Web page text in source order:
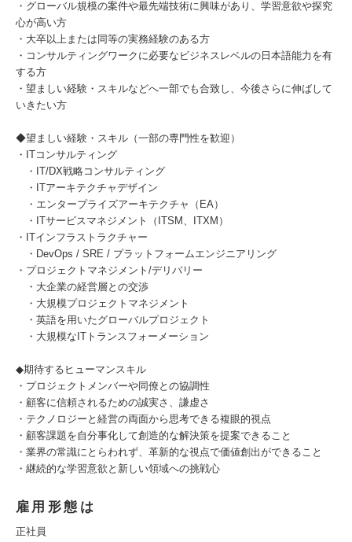
・グローバル規模の案件や最先端技術に興味があり、学習意欲や探究
心が高い方
・大卒以上または同等の実務経験のある方
・コンサルティングワークに必要なビジネスレベルの日本語能力を有
する方
・望ましい経験・スキルなどへ一部でも合致し、今後さらに伸ばして
いきたい方
◆望ましい経験・スキル（一部の専門性を歓迎）
・ITコンサルティング
・IT/DX戦略コンサルティング
・ITアーキテクチャデザイン
・エンタープライズアーキテクチャ（EA）
・ITサービスマネジメント（ITSM、ITXM）
・ITインフラストラクチャー
・DevOps / SRE / プラットフォームエンジニアリング
・プロジェクトマネジメント/デリバリー
・大企業の経営層との交渉
・大規模プロジェクトマネジメント
・英語を用いたグローバルプロジェクト
・大規模なITトランスフォーメーション
◆期待するヒューマンスキル
・プロジェクトメンバーや同僚との協調性
・顧客に信頼されるための誠実さ、謙虚さ
・テクノロジーと経営の両面から思考できる複眼的視点
・顧客課題を自分事化して創造的な解決策を提案できること
・業界の常識にとらわれず、革新的な視点で価値創出ができること
・継続的な学習意欲と新しい領域への挑戦心
雇用形態は
正社員